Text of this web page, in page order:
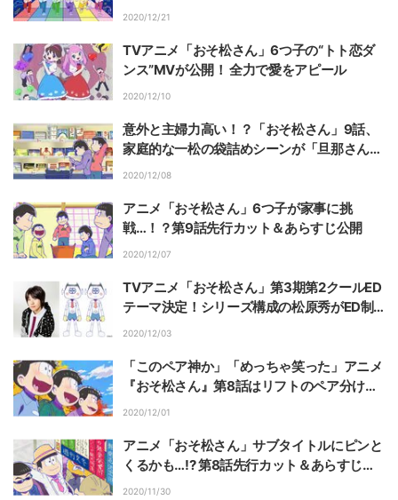
京会場レポート
2020/12/21
TVアニメ「おそ松さん」6つ子の“トト恋ダ
ンス”MVが公開！ 全力で愛をアピール
2020/12/10
意外と主婦力高い！？「おそ松さん」9話、
家庭的な一松の袋詰めシーンが「旦那さんに
したい」と好評
2020/12/08
アニメ「おそ松さん」6つ子が家事に挑
戦…！？第9話先行カット＆あらすじ公開
2020/12/07
TVアニメ「おそ松さん」第3期第2クールED
テーマ決定！シリーズ構成の松原秀がED制
作に初挑戦「まさか歌の中でコントをやらせ
2020/12/03
「このペア神か」「めっちゃ笑った」アニメ
『おそ松さん』第8話はリフトのペア分け＆
個性あふれる乗り方に注目！
2020/12/01
アニメ「おそ松さん」サブタイトルにピンと
くるかも…!? 第8話先行カット＆あらすじ公
開
2020/11/30